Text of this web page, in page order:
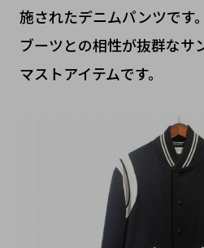
施されたデニムパンツです。
ブーツとの相性が抜群なサ
マストアイテムです。